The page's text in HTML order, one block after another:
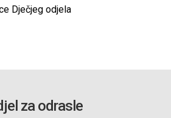
Dječjeg odjela
za odrasle